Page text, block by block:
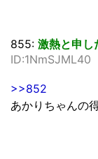
855: 激熱と申し
ID:1NmSJML40
>>852
あかりちゃんの